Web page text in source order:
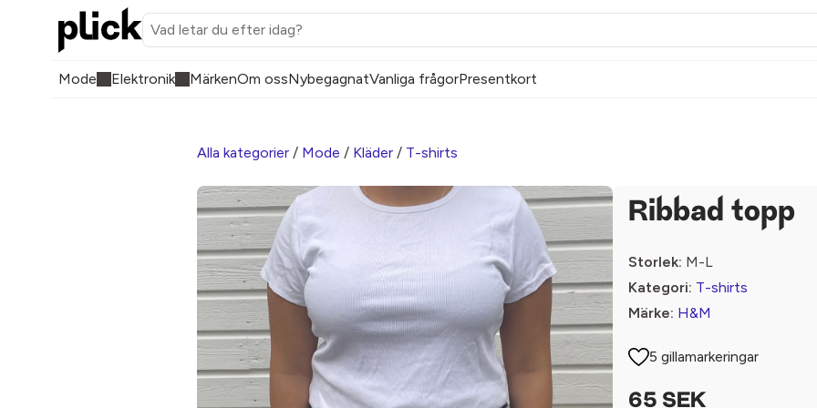
Mode Elektronik MärkenOm ossNybegagnatVanliga frågorPresentkort
Alla kategorier / Mode / Kläder / T-shirts
Ribbad topp
Storlek: M-L
Kategori: T-shirts
Märke: H&M
5 gillamarkeringar
65 SEK